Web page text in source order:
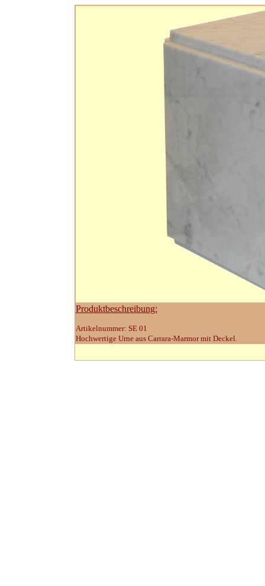
Produktbeschreibung:
Artikelnummer: SE 01
Hochwertige Urne aus Carrara-Marmor mit Deckel.